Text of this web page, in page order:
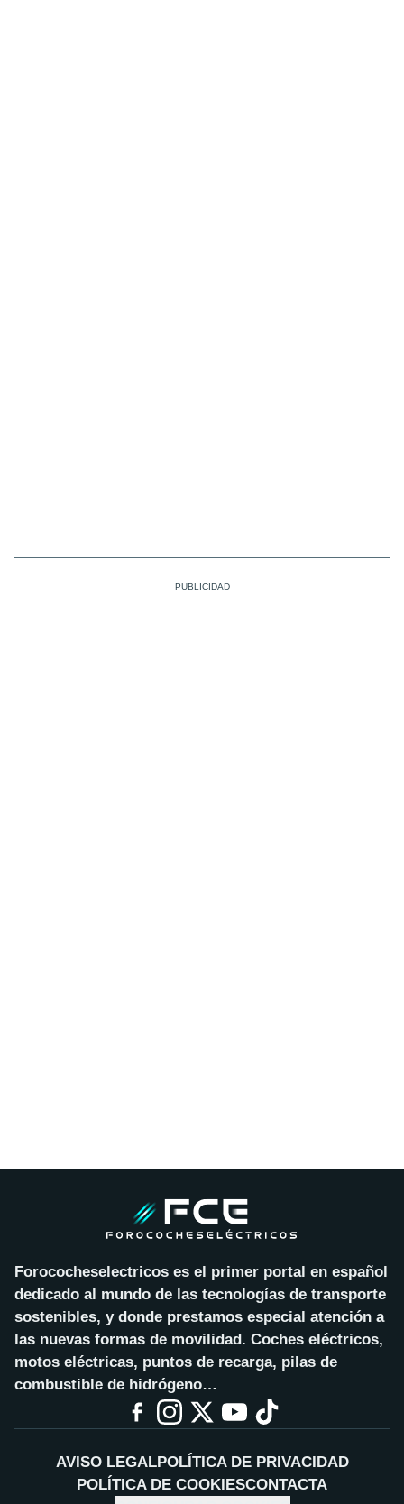
Forococheselectricos es el primer portal en español
dedicado al mundo de las tecnologías de transporte
sostenibles, y donde prestamos especial atención a
las nuevas formas de movilidad. Coches eléctricos,
motos eléctricas, puntos de recarga, pilas de
combustible de hidrógeno…
AVISO LEGALPOLÍTICA DE PRIVACIDAD
POLÍTICA DE COOKIESCONTACTA